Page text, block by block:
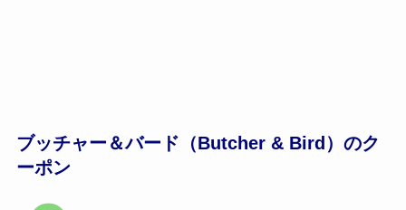
ブッチャー＆バード（Butcher & Bird）のク
ーポン